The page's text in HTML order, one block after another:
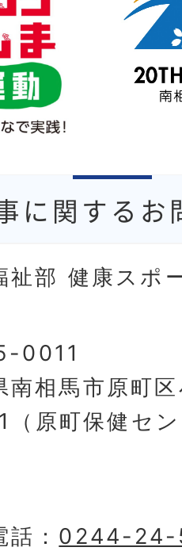
に関するお
祉部 健康スポ
0011
南相馬市原町
原町保健セ
： 0244-